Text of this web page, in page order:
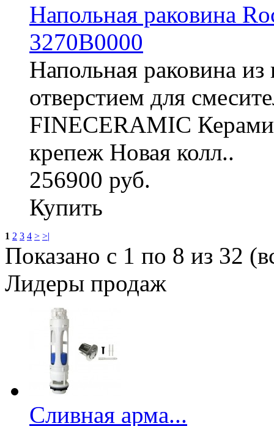
Напольная раковина
3270B0000
Напольная раковина
отверстием для
FINECERAMIC
крепеж Новая колл..
256900 руб.
Купить
1 2 3 4 > >|
Показано с 1 по 8 из 32
Лидеры продаж
Сливная арма...